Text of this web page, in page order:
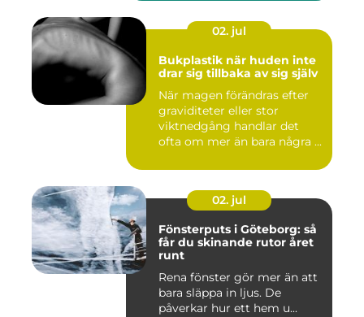
02. jul
Bukplastik när huden inte
drar sig tillbaka av sig själv
När magen förändras efter
graviditeter eller stor
viktnedgång handlar det
ofta om mer än bara några ...
02. jul
Fönsterputs i Göteborg: så
får du skinande rutor året
runt
Rena fönster gör mer än att
bara släppa in ljus. De
påverkar hur ett hem u...